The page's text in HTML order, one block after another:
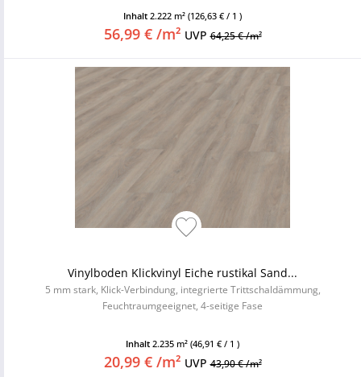
Inhalt 2.222 m² (126,63 € / 1 )
56,99 € /m² UVP64,25 € /m²
Vinylboden Klickvinyl Eiche rustikal Sand...
5 mm stark, Klick-Verbindung, integrierte Trittschaldämmung,
Feuchtraumgeeignet, 4-seitige Fase
Inhalt 2.235 m² (46,91 € / 1 )
20,99 € /m² UVP43,90 € /m²